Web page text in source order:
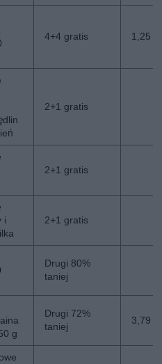
4+4 gratis 1,25
2+1 gratis
2+1 gratis
i
2+1 gratis
Drugi 80%
taniej
g
Drugi 72%
taniej
3,79